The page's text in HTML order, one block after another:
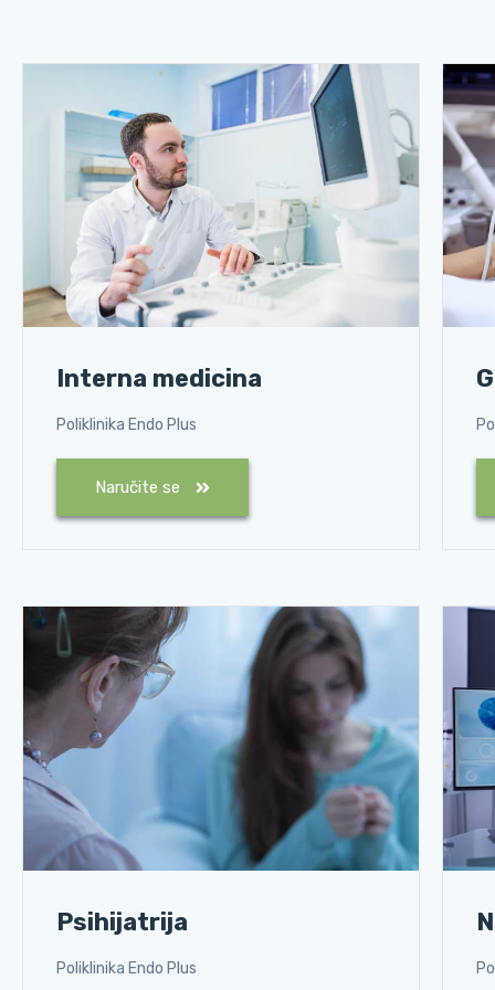
Interna medicina
Poliklinika Endo Plus
Naručite se
Psihijatrija
Poliklinika Endo Plus